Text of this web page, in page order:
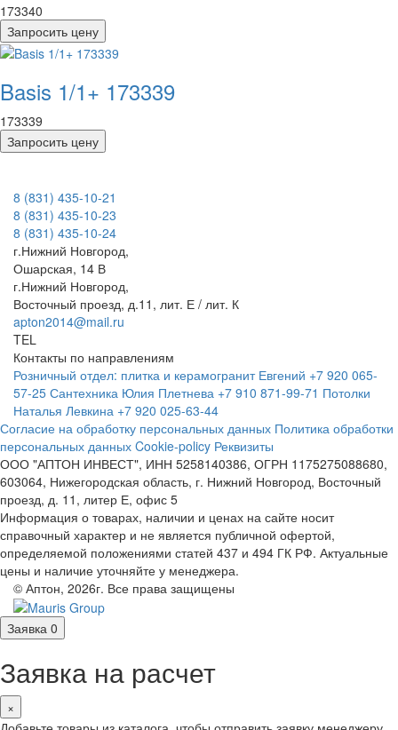
173340
Запросить цену
Basis 1/1+ 173339
173339
Запросить цену
8 (831) 435-10-21
8 (831) 435-10-23
8 (831) 435-10-24
г.Нижний Новгород,
Ошарская, 14 В
г.Нижний Новгород,
Восточный проезд, д.11, лит. Е / лит. К
apton2014@mail.ru
TEL
Контакты по направлениям
Розничный отдел: плитка и керамогранит Евгений +7 920 065-
57-25 Сантехника Юлия Плетнева +7 910 871-99-71 Потолки
Наталья Левкина +7 920 025-63-44
Согласие на обработку персональных данных Политика обработки
персональных данных Cookie-policy Реквизиты
ООО "АПТОН ИНВЕСТ", ИНН 5258140386, ОГРН 1175275088680,
603064, Нижегородская область, г. Нижний Новгород, Восточный
проезд, д. 11, литер Е, офис 5
Информация о товарах, наличии и ценах на сайте носит
справочный характер и не является публичной офертой,
определяемой положениями статей 437 и 494 ГК РФ. Актуальные
цены и наличие уточняйте у менеджера.
© Аптон, 2026г. Все права защищены
Заявка 0
Заявка на расчет
×